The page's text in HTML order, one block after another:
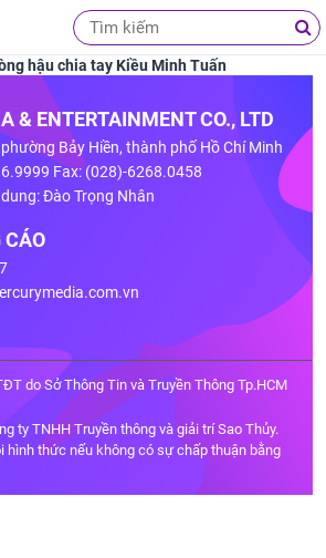
hậu chia tay Kiều Minh Tuấn
& ENTERTAINMENT CO., LTD
Bảy Hiền, thành phố Hồ Chí Minh
Fax: (028)-6268.0458
Đào Trọng Nhân
CÁO
do Sở Thông Tin và Truyền Thông Tp.HCM
ty TNHH Truyền thông và giải trí Sao Thủy.
hình thức nếu không có sự chấp thuận bằng